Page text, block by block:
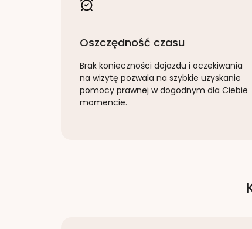
Oszczędność czasu
Brak konieczności dojazdu i oczekiwania
na wizytę pozwala na szybkie uzyskanie
pomocy prawnej w dogodnym dla Ciebie
momencie.